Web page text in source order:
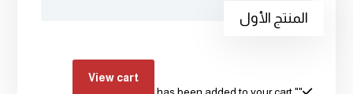
المنتج الأول
View cart